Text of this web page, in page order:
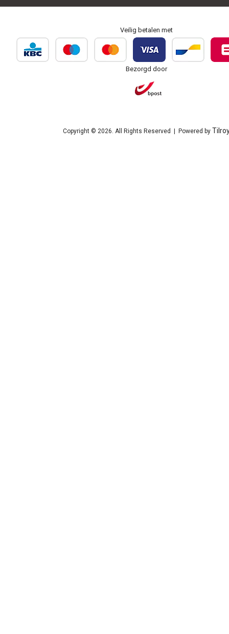
Veilig betalen met
Bezorgd door
Copyright © 2026. All Rights Reserved | Powered by